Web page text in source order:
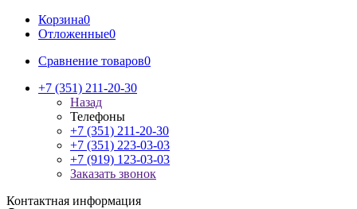
Корзина0
Отложенные0
Сравнение товаров0
+7 (351) 211-20-30
Назад
Телефоны
+7 (351) 211-20-30
+7 (351) 223-03-03
+7 (919) 123-03-03
Заказать звонок
Контактная информация